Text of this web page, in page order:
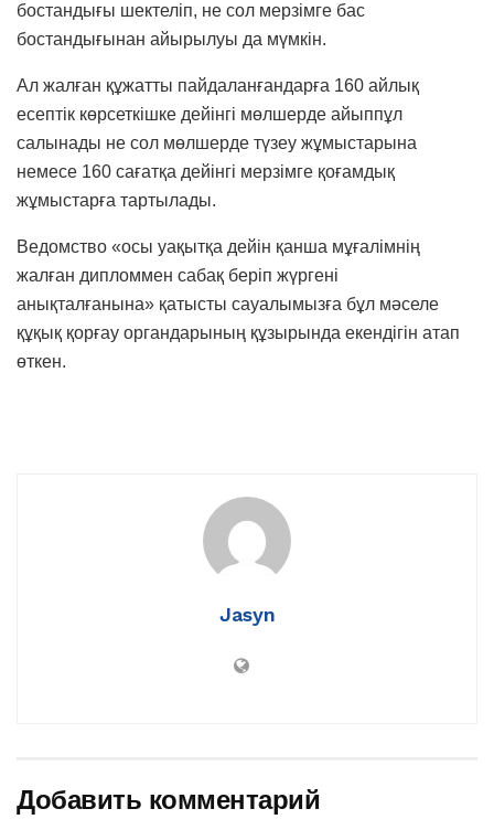
бостандығы шектеліп, не сол мерзiмге бас
бостандығынан айырылуы да мүмкін.
Ал жалған құжатты пайдаланғандарға 160 айлық
есептiк көрсеткiшке дейiнгi мөлшерде айыппұл
салынады не сол мөлшерде түзеу жұмыстарына
немесе 160 сағатқа дейiнгi мерзiмге қоғамдық
жұмыстарға тартылады.
Ведомство «осы уақытқа дейін қанша мұғалімнің
жалған дипломмен сабақ беріп жүргені
анықталғанына» қатысты сауалымызға бұл мәселе
құқық қорғау органдарының құзырында екендігін атап
өткен.
Jasyn
Добавить комментарий